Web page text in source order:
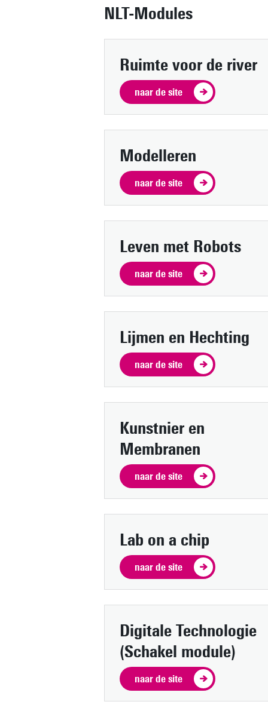
NLT-Modules
Ruimte voor de river
naar de site
Modelleren
naar de site
Leven met Robots
naar de site
Lijmen en Hechting
naar de site
Kunstnier en
Membranen
naar de site
Lab on a chip
naar de site
Digitale Technologie
(Schakel module)
naar de site